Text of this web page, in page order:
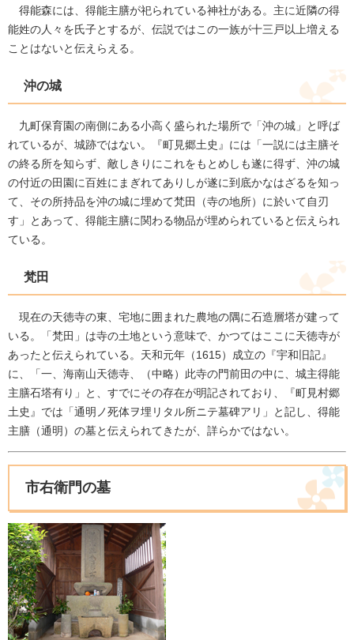
得能森には、得能主膳が祀られている神社がある。主に近隣の得
能姓の人々を氏子とするが、伝説ではこの一族が十三戸以上増える
ことはないと伝えらえる。
沖の城
九町保育園の南側にある小高く盛られた場所で「沖の城」と呼ば
れているが、城跡ではない。『町見郷土史』には「一説には主膳そ
の終る所を知らず、敵しきりにこれをもとめしも遂に得ず、沖の城
の付近の田園に百姓にまぎれてありしが遂に到底かなはざるを知っ
て、その所持品を沖の城に埋めて梵田（寺の地所）に於いて自刃
す」とあって、得能主膳に関わる物品が埋められていると伝えられ
ている。
梵田
現在の天徳寺の東、宅地に囲まれた農地の隅に石造層塔が建って
いる。「梵田」は寺の土地という意味で、かつてはここに天徳寺が
あったと伝えられている。天和元年（1615）成立の『宇和旧記』
に、「一、海南山天徳寺、（中略）此寺の門前田の中に、城主得能
主膳石塔有り」と、すでにその存在が明記されており、『町見村郷
土史』では「通明ノ死体ヲ埋リタル所ニテ墓碑アリ」と記し、得能
主膳（通明）の墓と伝えられてきたが、詳らかではない。
市右衛門の墓